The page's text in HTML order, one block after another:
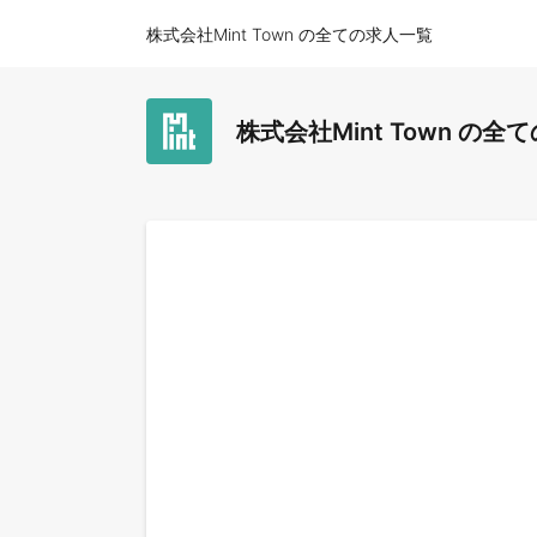
株式会社Mint Town の全ての求人一覧
株式会社Mint Town の全て